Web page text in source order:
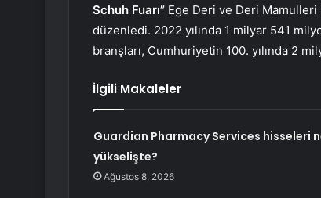
Schuh Fuarı” Ege Deri ve Deri Mamulleri
düzenledi. 2022 yılında 1 milyar 541
branşları, Cumhuriyetin 100. yılında 2
İlgili Makaleler
Guardian Pharmacy Services hisseleri
yükselişte?
Ağustos 8, 2026